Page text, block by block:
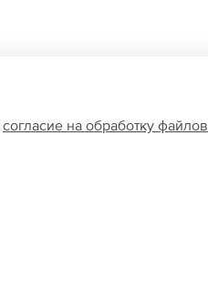
согласие на обработку файлов